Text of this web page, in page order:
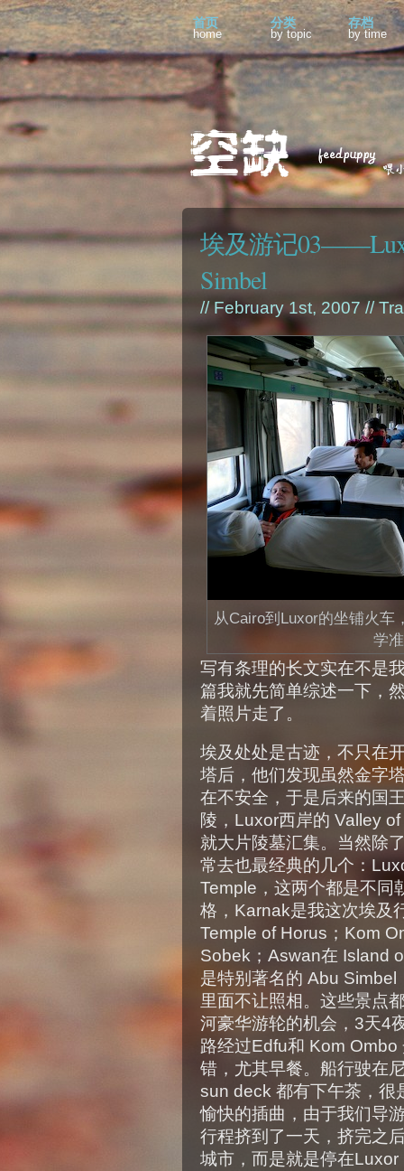
首页
home
分类
by topic
存档
by time
埃及游记
Simbel
// February 1st, 2007 //
从Cairo到Luxor的坐铺火车
学
写有条理的长文实在不是
篇我就先简单综述一下，
着照片走了。
埃及处处是古迹，不只在
塔后，他们发现虽然金字
在不安全，于是后来的国
陵，Luxor西岸的 Valley
就大片陵墓汇集。当然除
常去也最经典的几个：
Temple，这两个都是不同
格，Karnak是我这次埃及
Temple of Horus；Kom
Sobek；Aswan在 Island
是特别著名的 Abu
里面不让照相。这些景点
河豪华游轮的机会，3天4
路经过Edfu和 Kom
错，尤其早餐。船行驶在
sun deck 都有下午茶，很
愉快的插曲，由于我们导
行程挤到了一天，挤完之
城市，而是就是停在